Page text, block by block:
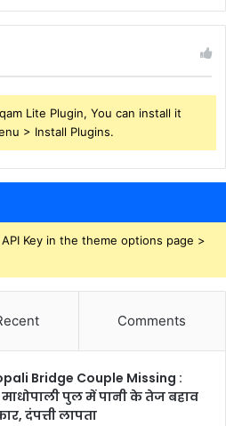
Lite Plugin, You can install it
> Install Plugins.
Key in the theme options page >
Comments
Bridge Couple Missing :
पुल में पानी के तेज बहाव
दंपत्ती लापता